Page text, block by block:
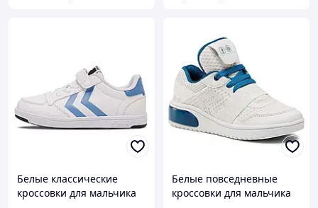
Белые классические
кроссовки для мальчика
Белые повседневные
кроссовки для мальчика